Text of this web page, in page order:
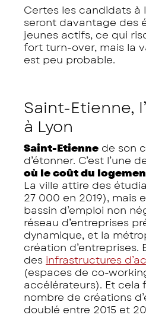
Certes les candidats à
seront davantage des
jeunes actifs, ce qui
fort turn-over, mais la
est peu probable.
Saint-Etienne,
à Lyon
Saint-Etienne de son
d’étonner. C’est l’une
où le coût du
La ville attire des
27 000 en 2019), mais
bassin d’emploi non
réseau d’entreprises
dynamique, et la
création d’entreprises.
des infrastructures
(espaces de co-
accélérateurs). Et cela
nombre de créations
doublé entre 2015 et